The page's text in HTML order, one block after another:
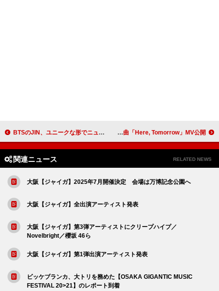
BTSのJIN、ユニークな形でニューアルバム『Echo』リリースを発表 幾田りら×『リーグ・オブ・レジェンド』コラボ、オリジナル楽曲「Here, Tomorrow」MV公開
関連ニュース RELATED NEWS
大阪【ジャイガ】2025年7月開催決定 会場は万博記念公園へ
大阪【ジャイガ】全出演アーティスト発表
大阪【ジャイガ】第3弾アーティストにクリープハイプ／
Novelbright／櫻坂 46ら
大阪【ジャイガ】第1弾出演アーティスト発表
ビッケブランカ、大トリを務めた【OSAKA GIGANTIC MUSIC
FESTIVAL 20>21】のレポート到着